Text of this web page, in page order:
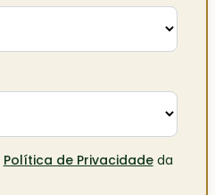
Política de Privacidadeda